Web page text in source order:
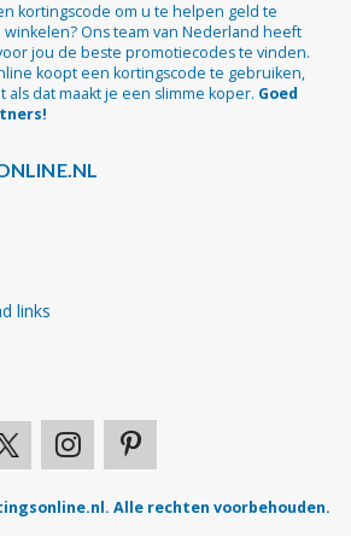
kortingscode om u te helpen geld te
Ons team van Nederland heeft
jou de beste promotiecodes te vinden.
koopt een kortingscode te gebruiken,
dat maakt je een slimme koper. Goed
links
Alle rechten voorbehouden.